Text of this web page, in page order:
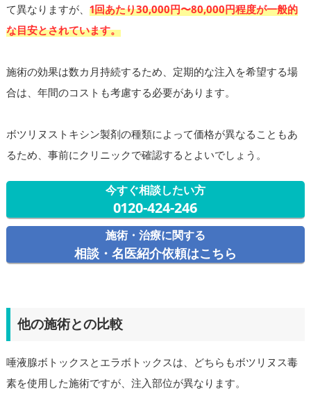
て異なりますが、 1回あたり30,000円〜80,000円程度が一般的
な目安とされています。
施術の効果は数カ月持続するため、定期的な注入を希望する場
合は、年間のコストも考慮する必要があります。
ボツリヌストキシン製剤の種類によって価格が異なることもあ
るため、事前にクリニックで確認するとよいでしょう。
今すぐ相談したい方
0120-424-246
施術・治療に関する
相談・名医紹介依頼はこちら
他の施術との比較
唾液腺ボトックスとエラボトックスは、どちらもボツリヌス毒
素を使用した施術ですが、注入部位が異なります。